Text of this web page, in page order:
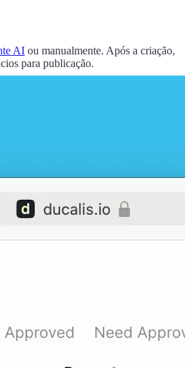
AI ou manualmente. Após a criação,
para publicação.